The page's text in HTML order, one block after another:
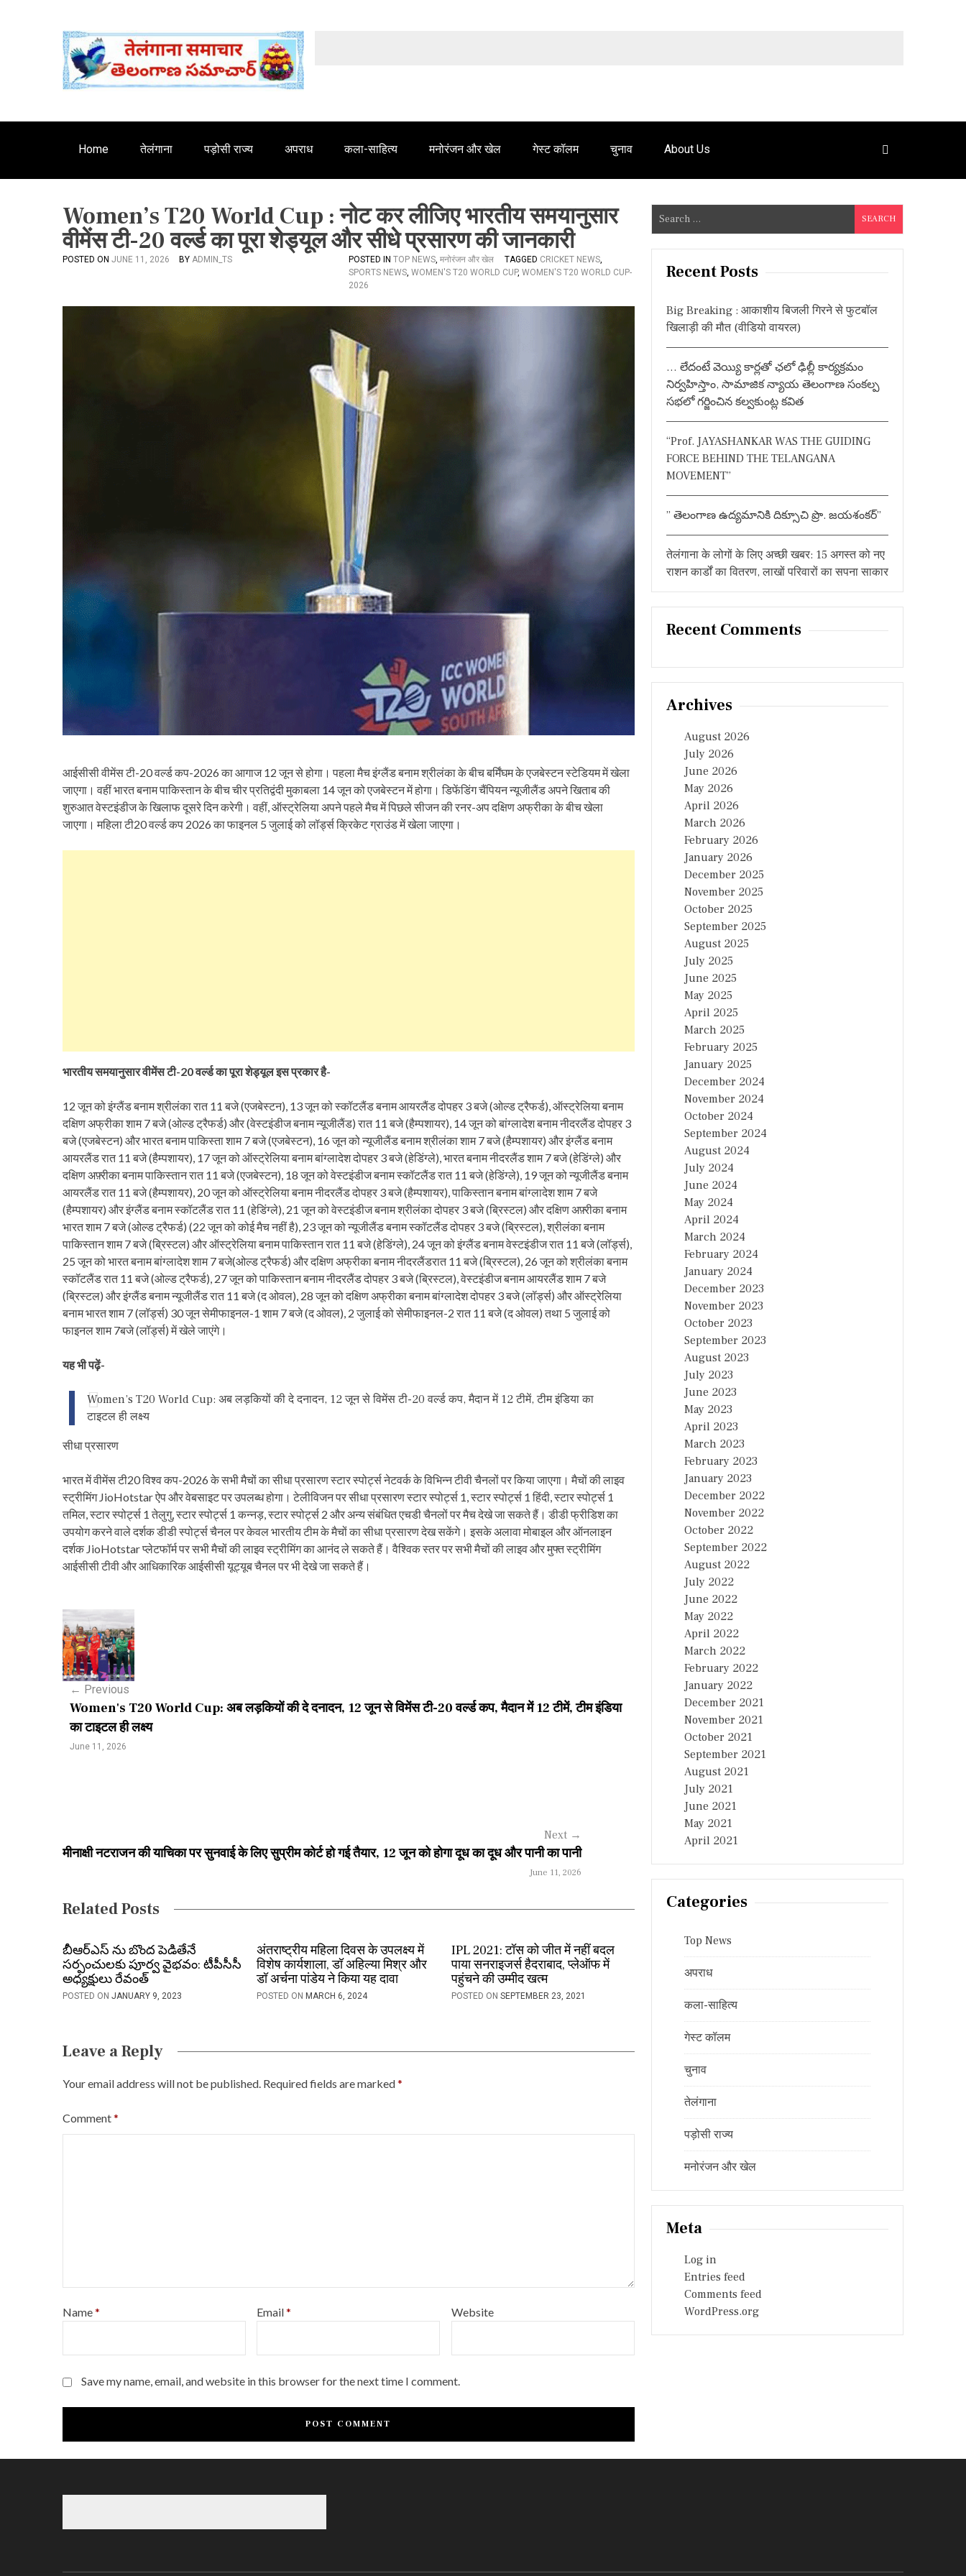
e
Home तेलंगाना पड़ोसी राज्य अपराध कला-साहित्य मनोरंजन और खेल गेस्ट कॉलम चुनाव About Us
Women’s T20 World Cup : नोट कर लीजिए भारतीय समयानुसार
वीमेंस टी-20 वर्ल्ड का पूरा शेड्यूल और सीधे प्रसारण की जानकारी
POSTED ON JUNE 11, 2026 BY ADMIN_TS POSTED IN TOP NEWS, मनोरंजन और खेल TAGGED CRICKET NEWS,
SPORTS NEWS, WOMEN'S T20 WORLD CUP, WOMEN'S T20 WORLD CUP-
2026
आईसीसी वीमेंस टी-20 वर्ल्ड कप-2026 का आगाज 12 जून से होगा। पहला मैच इंग्लैंड बनाम श्रीलंका के बीच बर्मिंघम के एजबेस्टन स्टेडियम में खेला
जाएगा। वहीं भारत बनाम पाकिस्तान के बीच चीर प्रतिद्वंदी मुकाबला 14 जून को एजबेस्टन में होगा। डिफेंडिंग चैंपियन न्यूजीलैंड अपने खिताब की
शुरुआत वेस्टइंडीज के खिलाफ दूसरे दिन करेगी। वहीं, ऑस्ट्रेलिया अपने पहले मैच में पिछले सीजन की रनर-अप दक्षिण अफ्रीका के बीच खेला
जाएगा। महिला टी20 वर्ल्ड कप 2026 का फाइनल 5 जुलाई को लॉर्ड्स क्रिकेट ग्राउंड में खेला जाएगा।
भारतीय समयानुसार वीमेंस टी-20 वर्ल्ड का पूरा शेड्यूल इस प्रकार है-
12 जून को इंग्लैंड बनाम श्रीलंका रात 11 बजे (एजबेस्टन), 13 जून को स्कॉटलैंड बनाम आयरलैंड दोपहर 3 बजे (ओल्ड ट्रैफर्ड), ऑस्ट्रेलिया बनाम
दक्षिण अफ्रीका शाम 7 बजे (ओल्ड ट्रैफर्ड) और (वेस्टइंडीज बनाम न्यूजीलैंड) रात 11 बजे (हैम्पशायर), 14 जून को बांग्लादेश बनाम नीदरलैंड दोपहर 3
बजे (एजबेस्टन) और भारत बनाम पाकिस्ता शाम 7 बजे (एजबेस्टन), 16 जून को न्यूजीलैंड बनाम श्रीलंका शाम 7 बजे (हैम्पशायर) और इंग्लैंड बनाम
आयरलैंड रात 11 बजे (हैम्पशायर), 17 जून को ऑस्ट्रेलिया बनाम बांग्लादेश दोपहर 3 बजे (हेडिंग्ले), भारत बनाम नीदरलैंड शाम 7 बजे (हेडिंग्ले) और
दक्षिण अफ़्रीका बनाम पाकिस्तान रात 11 बजे (एजबेस्टन), 18 जून को वेस्टइंडीज बनाम स्कॉटलैंड रात 11 बजे (हेडिंग्ले), 19 जून को न्यूजीलैंड बनाम
आयरलैंड रात 11 बजे (हैम्पशायर), 20 जून को ऑस्ट्रेलिया बनाम नीदरलैंड दोपहर 3 बजे (हैम्पशायर), पाकिस्तान बनाम बांग्लादेश शाम 7 बजे
(हैम्पशायर) और इंग्लैंड बनाम स्कॉटलैंड रात 11 (हेडिंग्ले), 21 जून को वेस्टइंडीज बनाम श्रीलंका दोपहर 3 बजे (ब्रिस्टल) और दक्षिण अफ़्रीका बनाम
भारत शाम 7 बजे (ओल्ड ट्रैफर्ड) (22 जून को कोई मैच नहीं है), 23 जून को न्यूजीलैंड बनाम स्कॉटलैंड दोपहर 3 बजे (ब्रिस्टल), श्रीलंका बनाम
पाकिस्तान शाम 7 बजे (ब्रिस्टल) और ऑस्ट्रेलिया बनाम पाकिस्तान रात 11 बजे (हेडिंग्ले), 24 जून को इंग्लैंड बनाम वेस्टइंडीज रात 11 बजे (लॉर्ड्स),
25 जून को भारत बनाम बांग्लादेश शाम 7 बजे(ओल्ड ट्रैफर्ड) और दक्षिण अफ्रीका बनाम नीदरलैंडरात 11 बजे (ब्रिस्टल), 26 जून को श्रीलंका बनाम
स्कॉटलैंड रात 11 बजे (ओल्ड ट्रैफर्ड), 27 जून को पाकिस्तान बनाम नीदरलैंड दोपहर 3 बजे (ब्रिस्टल), वेस्टइंडीज बनाम आयरलैंड शाम 7 बजे
(ब्रिस्टल) और इंग्लैंड बनाम न्यूजीलैंड रात 11 बजे (द ओवल), 28 जून को दक्षिण अफ्रीका बनाम बांग्लादेश दोपहर 3 बजे (लॉर्ड्स) और ऑस्ट्रेलिया
बनाम भारत शाम 7 (लॉर्ड्स) 30 जून सेमीफाइनल-1 शाम 7 बजे (द ओवल), 2 जुलाई को सेमीफाइनल-2 रात 11 बजे (द ओवल) तथा 5 जुलाई को
फाइनल शाम 7बजे (लॉर्ड्स) में खेले जाएंगे।
यह भी पढ़ें-
Women’s T20 World Cup: अब लड़कियों की दे दनादन, 12 जून से विमेंस टी-20 वर्ल्ड कप, मैदान में 12 टीमें, टीम इंडिया का
टाइटल ही लक्ष्य
सीधा प्रसारण
भारत में वीमेंस टी20 विश्व कप-2026 के सभी मैचों का सीधा प्रसारण स्टार स्पोर्ट्स नेटवर्क के विभिन्न टीवी चैनलों पर किया जाएगा। मैचों की लाइव
स्ट्रीमिंग JioHotstar ऐप और वेबसाइट पर उपलब्ध होगा। टेलीविजन पर सीधा प्रसारण स्टार स्पोर्ट्स 1, स्टार स्पोर्ट्स 1 हिंदी, स्टार स्पोर्ट्स 1
तमिल, स्टार स्पोर्ट्स 1 तेलुगु, स्टार स्पोर्ट्स 1 कन्नड़, स्टार स्पोर्ट्स 2 और अन्य संबंधित एचडी चैनलों पर मैच देखे जा सकते हैं। डीडी फ्रीडिश का
उपयोग करने वाले दर्शक डीडी स्पोर्ट्स चैनल पर केवल भारतीय टीम के मैचों का सीधा प्रसारण देख सकेंगे। इसके अलावा मोबाइल और ऑनलाइन
दर्शक JioHotstar प्लेटफॉर्म पर सभी मैचों की लाइव स्ट्रीमिंग का आनंद ले सकते हैं। वैश्विक स्तर पर सभी मैचों की लाइव और मुफ्त स्ट्रीमिंग
आईसीसी टीवी और आधिकारिक आईसीसी यूट्यूब चैनल पर भी देखे जा सकते हैं।
P
o
s
n
a
a
i
n
← Previous
Women's T20 World Cup: अब लड़कियों की दे दनादन, 12 जून से विमेंस टी-20 वर्ल्ड कप, मैदान में 12 टीमें, टीम इंडिया
का टाइटल ही लक्ष्य
June 11, 2026
Next →
मीनाक्षी नटराजन की याचिका पर सुनवाई के लिए सुप्रीम कोर्ट हो गई तैयार, 12 जून को होगा दूध का दूध और पानी का पानी
June 11, 2026
Related Posts
బీఆర్ఎస్ ను బొంద పెడితేనే
స‌ర్పంచులకు పూర్వ వైభ‌వం: టీపీసీసీ
అధ్య‌క్షులు రేవంత్
POSTED ON JANUARY 9, 2023
अंतराष्ट्रीय महिला दिवस के उपलक्ष्य में
विशेष कार्यशाला, डॉ अहिल्या मिश्र और
डॉ अर्चना पांडेय ने किया यह दावा
POSTED ONMARCH 6, 2024
IPL 2021: टॉस को जीत में नहीं बदल
पाया सनराइजर्स हैदराबाद, प्लेऑफ में
पहुंचने की उम्मीद खत्म
POSTED ON SEPTEMBER 23, 2021
Leave a Reply
Your email address will not be published. Required fields are marked*
Comment*
Name* Email* Website
Save my name, email, and website in this browser for the next time I comment.
e
a
Recent Posts
Big Breaking : आकाशीय बिजली गिरने से फुटबॉल
खिलाड़ी की मौत (वीडियो वायरल)
… లేదంటే వెయ్యి కార్లతో ఛలో ఢిల్లీ కార్యక్రమం
నిర్వహిస్తాం, సామాజిక న్యాయ తెలంగాణ సంకల్ప
సభలో గర్జించిన కల్వకుంట్ల కవిత
“Prof. JAYASHANKAR WAS THE GUIDING
FORCE BEHIND THE TELANGANA
MOVEMENT”
” తెలంగాణ ఉద్యమానికి దిక్సూచి ప్రొ. జయశంకర్”
तेलंगाना के लोगों के लिए अच्छी खबर: 15 अगस्त को नए
राशन कार्डों का वितरण, लाखों परिवारों का सपना साकार
Recent Comments
Archives
August 2026
July 2026
June 2026
May 2026
April 2026
March 2026
February 2026
January 2026
December 2025
November 2025
October 2025
September 2025
August 2025
July 2025
June 2025
May 2025
April 2025
March 2025
February 2025
January 2025
December 2024
November 2024
October 2024
September 2024
August 2024
July 2024
June 2024
May 2024
April 2024
March 2024
February 2024
January 2024
December 2023
November 2023
October 2023
September 2023
August 2023
July 2023
June 2023
May 2023
April 2023
March 2023
February 2023
January 2023
December 2022
November 2022
October 2022
September 2022
August 2022
July 2022
June 2022
May 2022
April 2022
March 2022
February 2022
January 2022
December 2021
November 2021
October 2021
September 2021
August 2021
July 2021
June 2021
May 2021
April 2021
Categories
Top News
अपराध
कला-साहित्य
गेस्ट कॉलम
चुनाव
तेलंगाना
पड़ोसी राज्य
मनोरंजन और खेल
Meta
Log in
Entries feed
Comments feed
WordPress.org